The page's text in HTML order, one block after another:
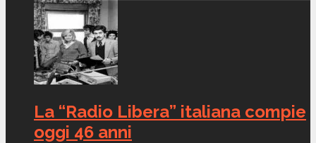
La “Radio Libera” italiana compie
oggi 46 anni